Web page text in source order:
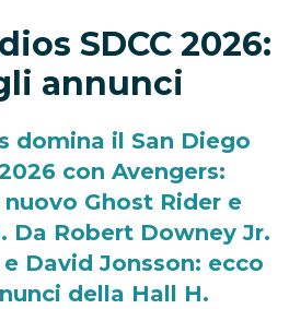
SDCC 2026:
annunci
domina il San Diego
con Avengers:
Ghost Rider e
Da Robert Downey Jr.
David Jonsson: ecco
della Hall H.